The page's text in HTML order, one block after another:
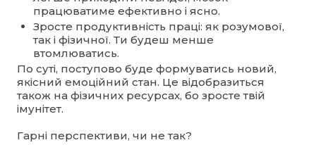
працюватиме ефективно і ясно.
Зросте продуктивність праці: як розумової,
так і фізичної. Ти будеш менше
втомлюватись.
По суті, поступово буде формуватись новий,
якісний емоційний стан. Це відобразиться
також на фізичних ресурсах, бо зросте твій
імунітет.
Гарні перспективи, чи не так?